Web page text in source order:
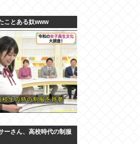
ことある奴www
ーさん、高校時代の制服